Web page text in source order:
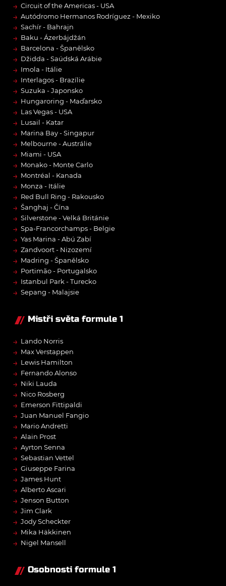
→ Circuit of the Americas - USA
→ Autódromo Hermanos Rodríguez - Mexiko
→ Sachír - Bahrajn
→ Baku - Ázerbájdžán
→ Barcelona - Španělsko
→ Džidda - Saúdská Arábie
→ Imola - Itálie
→ Interlagos - Brazílie
→ Suzuka - Japonsko
→ Hungaroring - Maďarsko
→ Las Vegas - USA
→ Lusail - Katar
→ Marina Bay - Singapur
→ Melbourne - Austrálie
→ Miami - USA
→ Monako - Monte Carlo
→ Montréal - Kanada
→ Monza - Itálie
→ Red Bull Ring - Rakousko
→ Šanghaj - Čína
→ Silverstone - Velká Británie
→ Spa-Francorchamps - Belgie
→ Yas Marina - Abú Zabí
→ Zandvoort - Nizozemí
→ Madring - Španělsko
→ Portimão - Portugalsko
→ Istanbul Park - Turecko
→ Sepang - Malajsie
Mistři světa formule 1
→ Lando Norris
→ Max Verstappen
→ Lewis Hamilton
→ Fernando Alonso
→ Niki Lauda
→ Nico Rosberg
→ Emerson Fittipaldi
→ Juan Manuel Fangio
→ Mario Andretti
→ Alain Prost
→ Ayrton Senna
→ Sebastian Vettel
→ Giuseppe Farina
→ James Hunt
→ Alberto Ascari
→ Jenson Button
→ Jim Clark
→ Jody Scheckter
→ Mika Häkkinen
→ Nigel Mansell
Osobnosti formule 1